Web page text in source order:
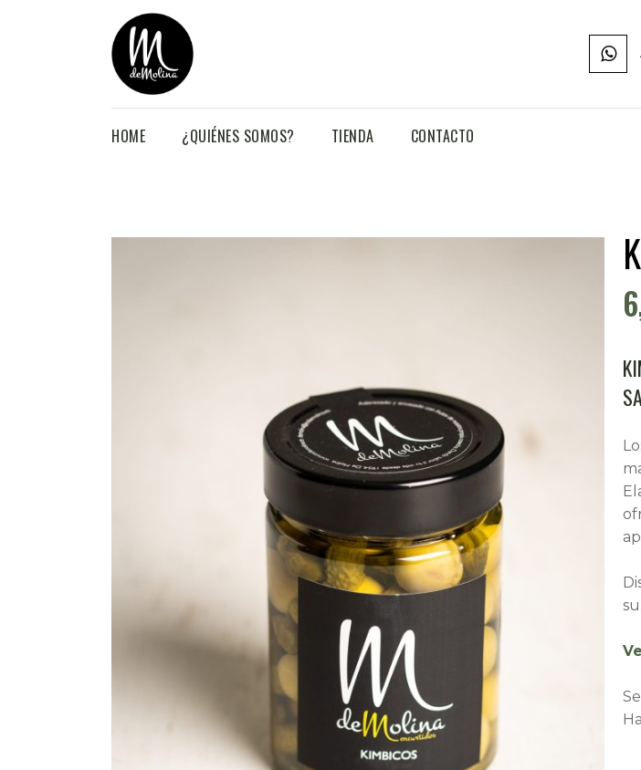
HOME ¿QUIÉNES SOMOS? TIENDA CONTACTO